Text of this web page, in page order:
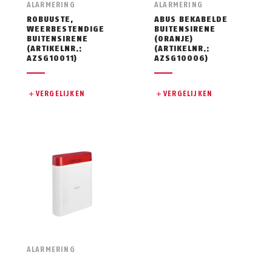
ALARMERING
ROBUUSTE,
WEERBESTENDIGE
BUITENSIRENE
(ARTIKELNR.:
AZSG10011)
VERGELIJKEN
ALARMERING
ABUS BEKABELDE
BUITENSIRENE
(ORANJE)
(ARTIKELNR.:
AZSG10006)
VERGELIJKEN
ALARMERING